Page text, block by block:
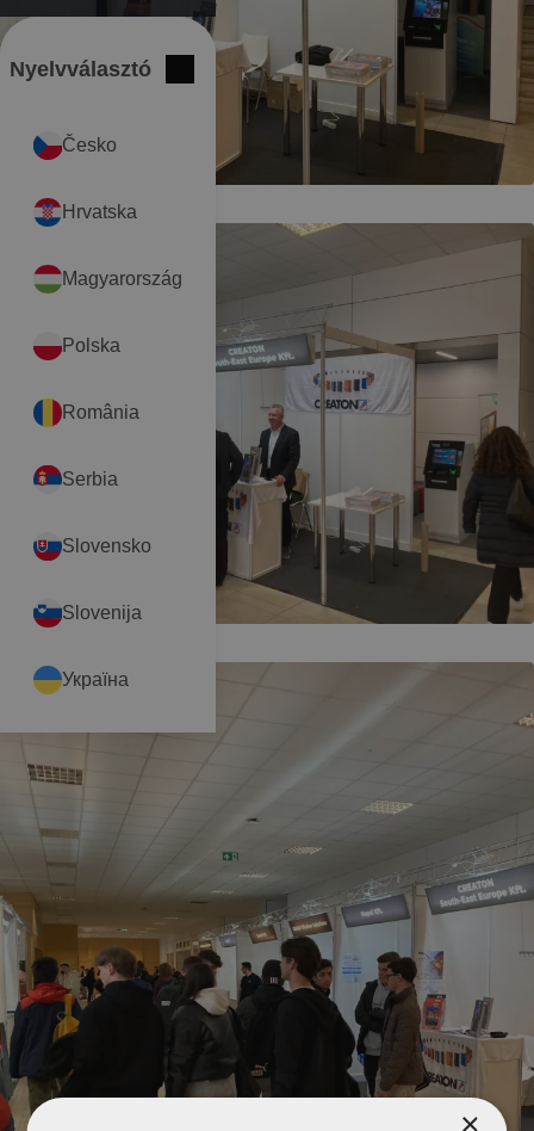
Nyelvválasztó
International
Česko
Hrvatska
Magyarország
Polska
România
Serbia
Slovensko
Slovenija
Україна